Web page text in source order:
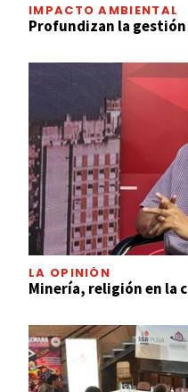
IMPACTO AMBIENTAL
Profundizan la
LA OPINIÓN
Minería, religión en la